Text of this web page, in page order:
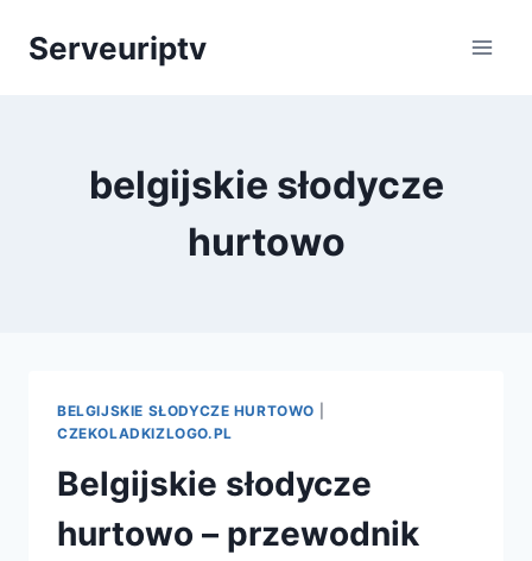
Serveuriptv
belgijskie słodycze
hurtowo
BELGIJSKIE SŁODYCZE HURTOWO
CZEKOLADKIZLOGO.PL
Belgijskie słodycze
hurtowo – przewodnik